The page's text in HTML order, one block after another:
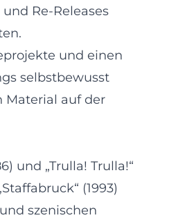
Re-Releases
und einen
selbstbewusst
Material auf der
und „Trulla! Trulla!“
(1993)
szenischen